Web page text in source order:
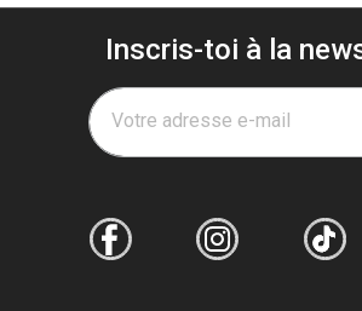
Inscris-toi à la
Votre adresse e-mail